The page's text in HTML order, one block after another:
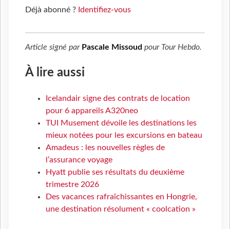
Déjà abonné ? Identifiez-vous
Article signé par Pascale Missoud pour Tour Hebdo.
À lire aussi
Icelandair signe des contrats de location
pour 6 appareils A320neo
TUI Musement dévoile les destinations les
mieux notées pour les excursions en bateau
Amadeus : les nouvelles règles de
l’assurance voyage
Hyatt publie ses résultats du deuxième
trimestre 2026
Des vacances rafraîchissantes en Hongrie,
une destination résolument « coolcation »